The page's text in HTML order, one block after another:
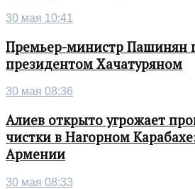
30 мая 10:41
Премьер-министр Пашинян
президентом Хачатуряном
30 мая 08:36
Алиев открыто угрожает
чистки в Нагорном
Армении
30 мая 08:33